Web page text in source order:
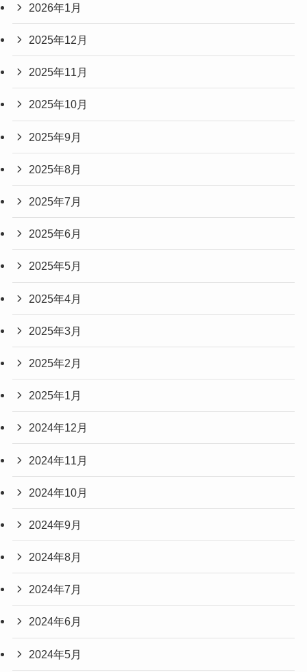
2026年1月
2025年12月
2025年11月
2025年10月
2025年9月
2025年8月
2025年7月
2025年6月
2025年5月
2025年4月
2025年3月
2025年2月
2025年1月
2024年12月
2024年11月
2024年10月
2024年9月
2024年8月
2024年7月
2024年6月
2024年5月